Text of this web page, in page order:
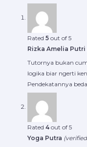
Rated 5 out of 5
Rizka Amelia Putri
Tutornya bukan
logika biar ngerti
Pendekatannya
Rated 4 out of 5
Yoga Putra